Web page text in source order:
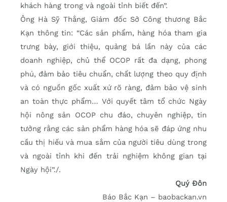
khách hàng trong và ngoài tỉnh biết đến”.
Ông Hà Sỹ Thắng, Giám đốc Sở Công thương Bắc
Kạn thông tin: “Các sản phẩm, hàng hóa tham gia
trưng bày, giới thiệu, quảng bá lần này của các
doanh nghiệp, chủ thể OCOP rất đa dạng, phong
phú, đảm bảo tiêu chuẩn, chất lượng theo quy định
và có nguồn gốc xuất xứ rõ ràng, đảm bảo vệ sinh
an toàn thực phẩm… Với quyết tâm tổ chức Ngày
hội nông sản OCOP chu đáo, chuyên nghiệp, tin
tưởng rằng các sản phẩm hàng hóa sẽ đáp ứng nhu
cầu thị hiếu và mua sắm của người tiêu dùng trong
và ngoài tỉnh khi đến trải nghiệm không gian tại
Ngày hội”./.
Quý Đôn
Báo Bắc Kạn – baobackan.vn